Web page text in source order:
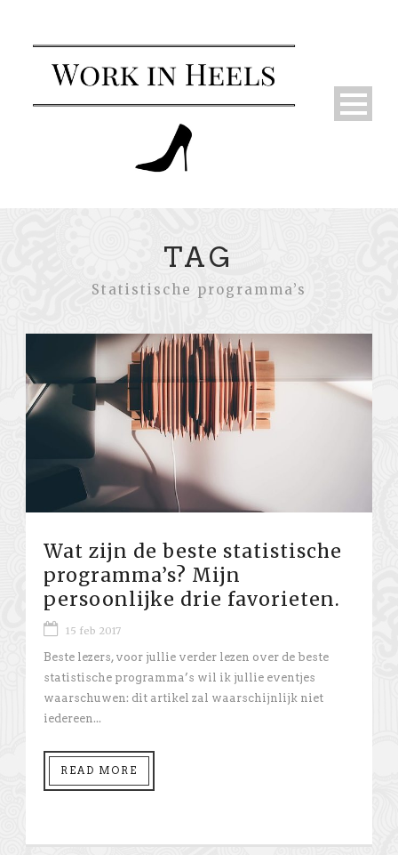
TAG
Statistische programma’s
Wat zijn de beste statistische
programma’s? Mijn
persoonlijke drie favorieten.
15 feb 2017
Beste lezers, voor jullie verder lezen over de beste
statistische programma’s wil ik jullie eventjes
waarschuwen: dit artikel zal waarschijnlijk niet
iedereen...
READ MORE